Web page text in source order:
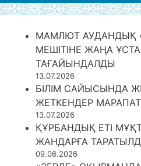
МАМЛЮТ АУДАНДЫҚ
МЕШІТІНЕ ЖАҢА
ТАҒАЙЫНДАЛДЫ
13.07.2026
БІЛІМ САЙЫСЫНДА
ЖЕТКЕНДЕР
13.07.2026
ҚҰРБАНДЫҚ ЕТІ
ЖАНДАРҒА
09.06.2026